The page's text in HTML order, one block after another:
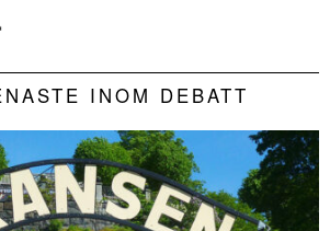
INOM DEBATT